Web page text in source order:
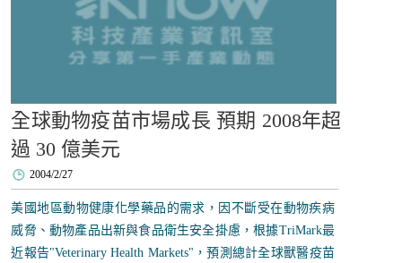
全球動物疫苗市場成長 預期 2008年超
過 30 億美元
2004/2/27
美國地區動物健康化學藥品的需求，因不斷受在動物疾病
威脅、動物產品出新與食品衛生安全掛慮，根據TriMark最
近報告"Veterinary Health Markets"，預測總計全球獸醫疫苗